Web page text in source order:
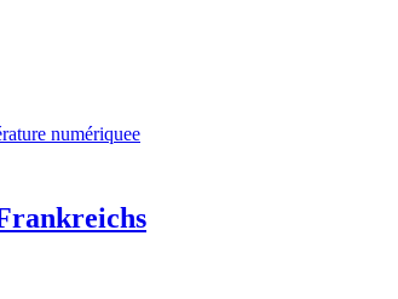
numériquee